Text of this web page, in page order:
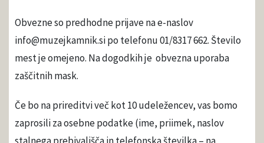
Obvezne so predhodne prijave na e-naslov
info@muzejkamnik.si po telefonu 01/8317 662. Število
mest je omejeno. Na dogodkih je obvezna uporaba
zaščitnih mask.
Če bo na prireditvi več kot 10 udeležencev, vas bomo
zaprosili za osebne podatke (ime, priimek, naslov